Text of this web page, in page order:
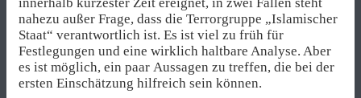
nahezu außer Frage, dass die Terrorgruppe „Islamischer
Staat“ verantwortlich ist. Es ist viel zu früh für
Festlegungen und eine wirklich haltbare Analyse. Aber
es ist möglich, ein paar Aussagen zu treffen, die bei der
ersten Einschätzung hilfreich sein können.